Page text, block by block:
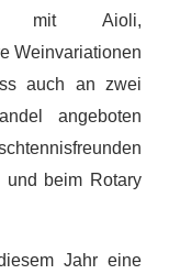
mit Aioli,
Weinvariationen
auch an zwei
angeboten
und beim Rotary
Jahr eine